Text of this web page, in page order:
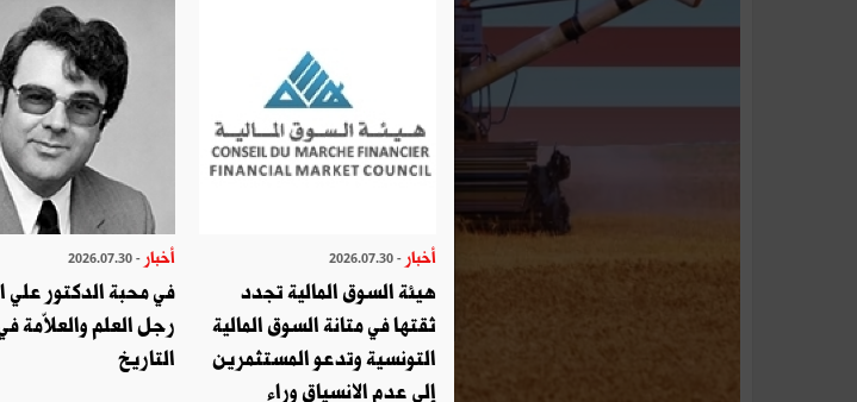
أخبار - 2026.07.30
هيئة السوق المالية تجدد
ثقتها في متانة السوق المالية
التونسية وتدعو المستثمرين
إلى عدم الانسياق وراء
أخبار - 2026.07.30
في محبة الدكتور علي
رجل العلم والعلاّمة
التاريخ